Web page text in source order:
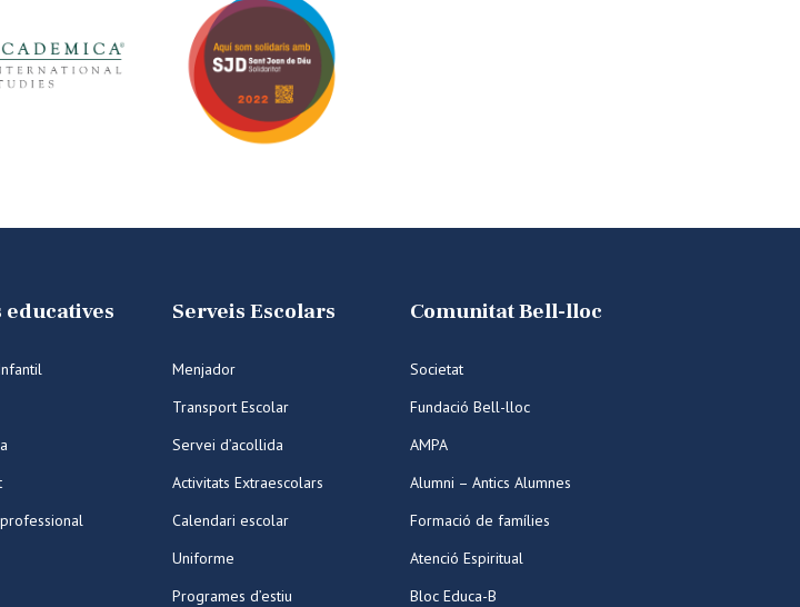
educatives Serveis Escolars
Menjador
Transport Escolar
Servei d’acollida
Activitats Extraescolars
Calendari escolar
Uniforme
Programes d’estiu
Comunitat Bell-lloc
Societat
Fundació Bell-lloc
AMPA
Alumni – Antics Alumnes
Formació de famílies
Atenció Espiritual
Bloc Educa-B